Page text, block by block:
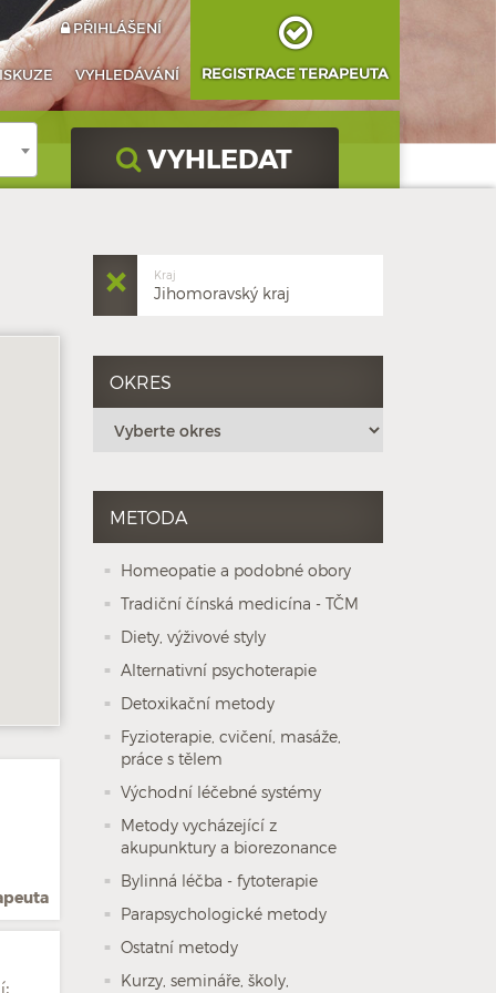
VYHLEDÁVÁNÍ
PŘIHLÁŠENÍ
REGISTRACE TERAPEUTA
VYHLEDAT
Kraj
Jihomoravský kraj
OKRES
METODA
Homeopatie a podobné obory
Tradiční čínská medicína - TČM
Diety, výživové styly
Alternativní psychoterapie
Detoxikační metody
Fyzioterapie, cvičení, masáže,
práce s tělem
Východní léčebné systémy
Metody vycházející z
akupunktury a biorezonance
Bylinná léčba - fytoterapie
Parapsychologické metody
Ostatní metody
Kurzy, semináře, školy,